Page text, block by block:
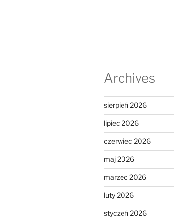
Archives
sierpień 2026
lipiec 2026
czerwiec 2026
maj 2026
marzec 2026
luty 2026
styczeń 2026